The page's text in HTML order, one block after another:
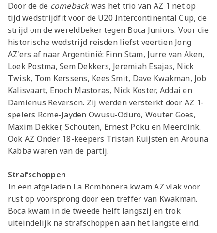
Door de de comebackwas het trio van AZ 1 net op
tijd wedstrijdfit voor de U20 Intercontinental Cup, de
strijd om de wereldbeker tegen Boca Juniors. Voor die
historische wedstrijd reisden liefst veertien Jong
AZ'ers af naar Argentinië: Finn Stam, Jurre van Aken,
Loek Postma, Sem Dekkers, Jeremiah Esajas, Nick
Twisk, Tom Kerssens, Kees Smit, Dave Kwakman, Job
Kalisvaart, Enoch Mastoras, Nick Koster, Addai en
Damienus Reverson. Zij werden versterkt door AZ 1-
spelers Rome-Jayden Owusu-Oduro, Wouter Goes,
Maxim Dekker, Schouten, Ernest Poku en Meerdink.
Ook AZ Onder 18-keepers Tristan Kuijsten en Arouna
Kabba waren van de partij.
Strafschoppen
In een afgeladen La Bombonera kwam AZ vlak voor
rust op voorsprong door een treffer van Kwakman.
Boca kwam in de tweede helft langszij en trok
uiteindelijk na strafschoppen aan het langste eind.